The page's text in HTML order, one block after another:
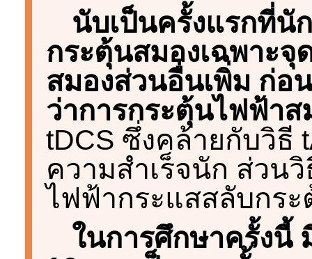
นับเป็นครั้งแรกที่นั
กระตุ้นสมองเฉพาะจุ
สมองส่วนอื่นเพิ่ม ก่อ
ว่าการกระตุ้นไฟฟ้า
tDCS ซึ่งคล้ายกับวิธี
ความสำเร็จนัก ส่ว
ไฟฟ้ากระแสสลับกร
ในการศึกษาครั้งนี้